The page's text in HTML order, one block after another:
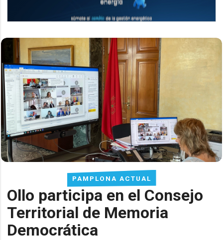
PAMPLONA ACTUAL
Ollo participa en el Consejo
Territorial de Memoria
Democrática